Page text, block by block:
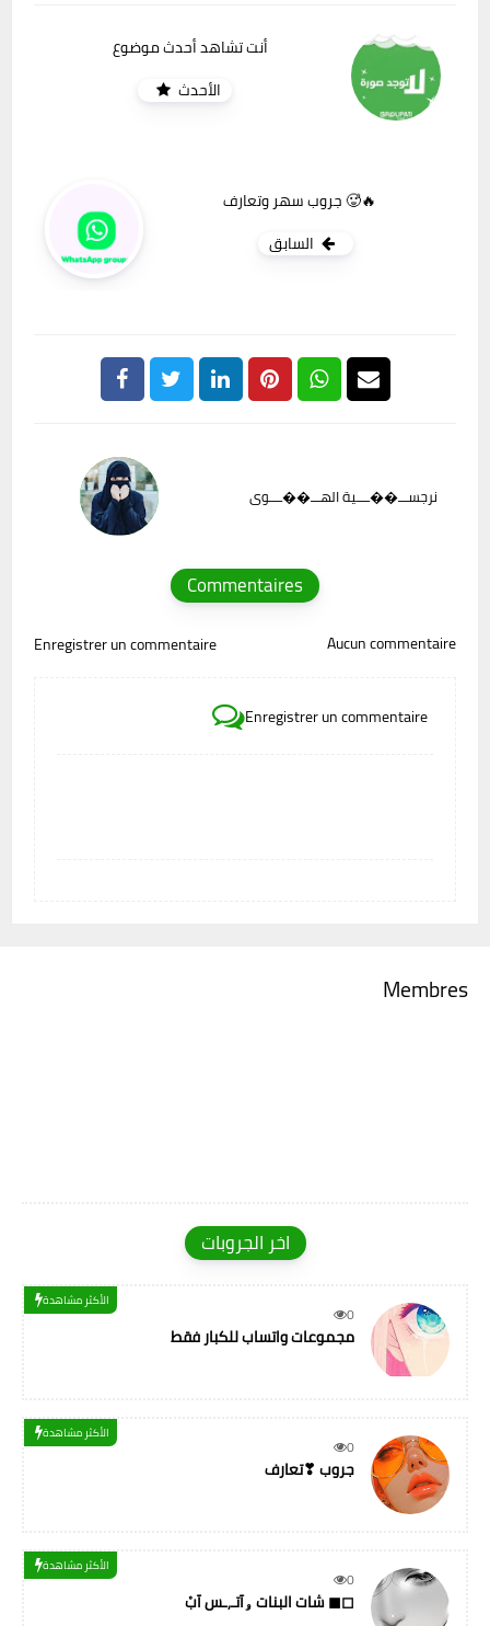
أنت تشاهد أحدث موضوع
الأحدث
جروب سهر وتعارف 🥵🔥
السابق
نرجســـ��ــــية الهـــ��ــــوى
Commentaires
Aucun commentaire
Enregistrer un commentaire
Enregistrer un commentaire
Membres
اخر الجروبات
0
الأكثر مشاهدة
مجموعات واتساب للكبار فقط
0
الأكثر مشاهدة
جروب ❣تعارف
0
الأكثر مشاهدة
شات البنات ۅآتـ,ـس آبْ ◼◻